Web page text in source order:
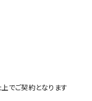
でご契約となります